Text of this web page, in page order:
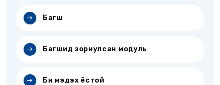
Багш
Багшид зориулсан модуль
Би мэдэх ёстой